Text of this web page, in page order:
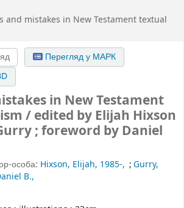
and mistakes in New Testament textual
Перегляд у МАРК
in New Testament
/ edited by Elijah Hixson
; foreword by Daniel
особа: Hixson, Elijah, 1985-, ;Gurry,
B.,